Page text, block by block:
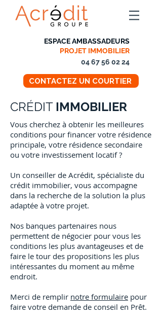
ESPACE AMBASSADEURS
PROJET IMMOBILIER
04 67 56 02 24
CONTACTEZ UN COURTIER
CRÉDIT IMMOBILIER
Vous cherchez à obtenir les meilleures
conditions pour financer votre résidence
principale, votre résidence secondaire
ou votre investissement locatif ?
Un conseiller de Acrédit, spécialiste du
crédit immobilier, vous accompagne
dans la recherche de la solution la plus
adaptée à votre projet.
Nos banques partenaires nous
permettent de négocier pour vous les
conditions les plus avantageuses et de
faire le tour des propositions les plus
intéressantes du moment au même
endroit.
Merci de remplir notre formulaire pour
faire votre demande de conseil en Prêt.